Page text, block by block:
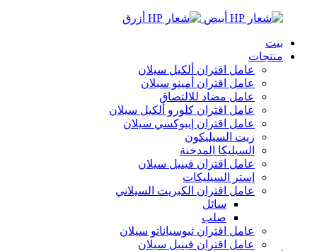
بيت
منتجات
عامل اقتران ألكيل سيلان
عامل اقتران أمينو سيلان
عامل مضاد للالتصاق
عامل اقتران كلورو ألكيل سيلان
عامل اقتران إيبوكسي سيلان
زيت السيليكون
السيليكا المدخنة
عامل اقتران فينيل سيلان
إستر السيليكات
عامل اقتران الكبريت السيلاني
سائل
صلب
عامل اقتران ثيوسياناتو سيلان
عامل اقتران فينيل سيلان